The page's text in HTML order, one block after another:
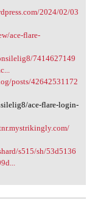
2024/02/03
ace-flare-
7414627149
posts/42642531172
ace-flare-login-
s515/sh/53d5136